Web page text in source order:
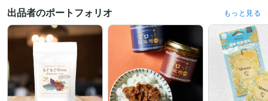
ココナラにて2年連続プラチナランク継続中
資格・検定
カラーコーディネーター 取得年 : 2010年
ビジネス・クリエイティブツール
Adobe Illustrator:13年 Adobe Photoshop:13年Procreate:5年
Canva:3年
STUDIO:0年Adobe InDesign:1年Wix:0年
出品者のポートフォリオ もっと見る